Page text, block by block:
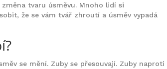
tvaru úsměvu. Mnoho lidí si
že se vám tvář zhroutí a úsměv vypadá
se mění. Zuby se přesouvají. Zuby naproti